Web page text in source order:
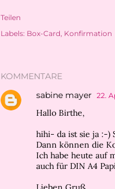
Teilen
Labels: Box-Card Konfirmation
KOMMENTARE
sabine mayer 22.
Hallo Birthe,
hihi- da ist sie ja :-)
Dann können die
Ich habe heute auf
auch für DIN A4